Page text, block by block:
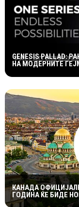
GENESIS
НА МОДЕРНИТЕ
КАНАДА
ГОДИНА ЌЕ БИДЕ
МУЗИЧКО ШОУ